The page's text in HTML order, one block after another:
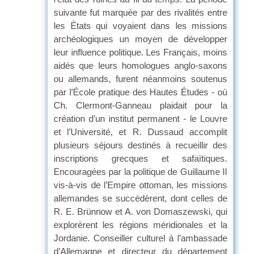
suivante fut marquée par des rivalités entre
les États qui voyaient dans les missions
archéologiques un moyen de développer
leur influence politique. Les Français, moins
aidés que leurs homologues anglo-saxons
ou allemands, furent néanmoins soutenus
par l’École pratique des Hautes Études - où
Ch. Clermont-Ganneau plaidait pour la
création d’un institut permanent - le Louvre
et l’Université, et R. Dussaud accomplit
plusieurs séjours destinés à recueillir des
inscriptions grecques et safaïtiques.
Encouragées par la politique de Guillaume II
vis-à-vis de l’Empire ottoman, les missions
allemandes se succédèrent, dont celles de
R. E. Brünnow et A. von Domaszewski, qui
explorèrent les régions méridionales et la
Jordanie. Conseiller culturel à l’ambassade
d’Allemagne et directeur du département